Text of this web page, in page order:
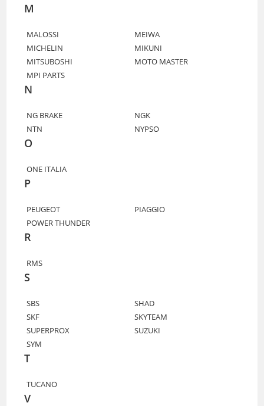
M
MALOSSI
MEIWA
MICHELIN
MIKUNI
MITSUBOSHI
MOTO MASTER
MPI PARTS
N
NG BRAKE
NGK
NTN
NYPSO
O
ONE ITALIA
P
PEUGEOT
PIAGGIO
POWER THUNDER
R
RMS
S
SBS
SHAD
SKF
SKYTEAM
SUPERPROX
SUZUKI
SYM
T
TUCANO
V